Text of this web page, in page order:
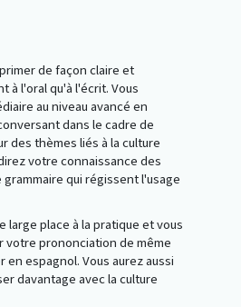
de façon claire et
à l'oral qu'à l'écrit. Vous
au niveau avancé en
dans le cadre de
des thèmes liés à la culture
votre connaissance des
qui régissent l'usage
large place à la pratique et vous
prononciation de même
espagnol. Vous aurez aussi
davantage avec la culture